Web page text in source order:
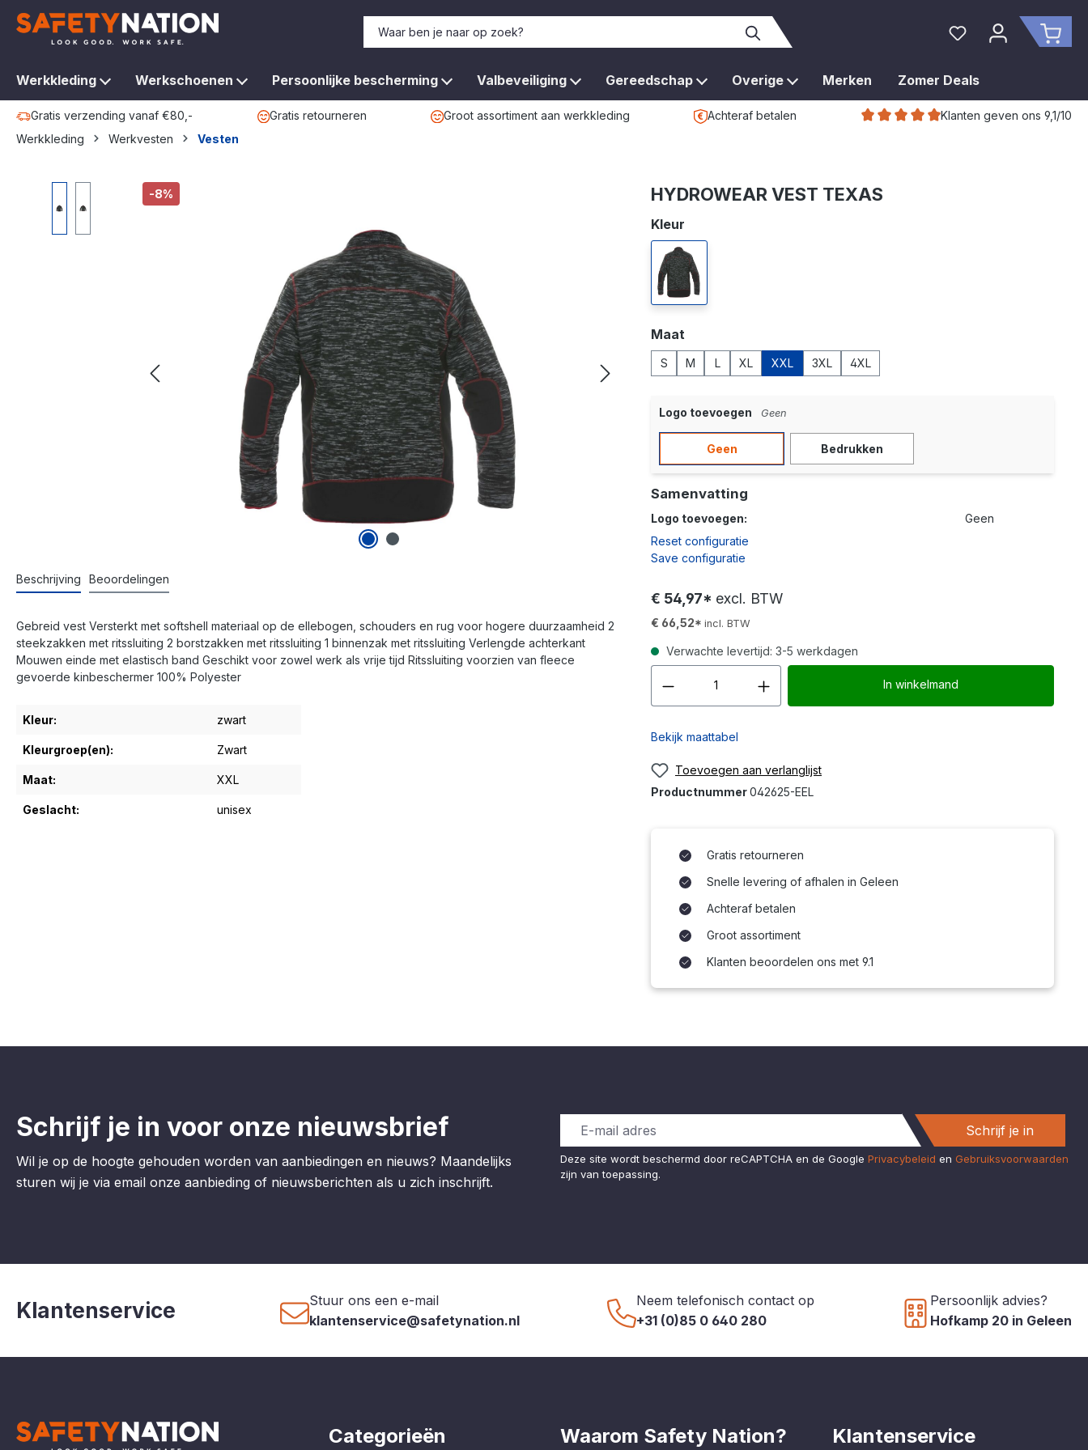
Ga naar de hoofdnavigatie
Je hebt 0 items op
Werkkleding Werkschoenen Persoonlijke bescherming Valbeveiliging Gereedschap Overige Merken Zomer Deals
Gratis verzending vanaf €80,- Gratis retourneren Groot assortiment aan werkkleding Achteraf betalen
Klanten geven ons 9,1/10
Werkkleding
Werkvesten Vesten
Afbeeldingengalerij overslaan
-8%
Beschrijving Beoordelingen
Gebreid vest Versterkt met softshell materiaal op de ellebogen, schouders en rug voor hogere duurzaamheid 2
steekzakken met ritssluiting 2 borstzakken met ritssluiting 1 binnenzak met ritssluiting Verlengde achterkant
Mouwen einde met elastisch band Geschikt voor zowel werk als vrije tijd Ritssluiting voorzien van fleece
gevoerde kinbeschermer 100% Polyester
Kleur: zwart
Kleurgroep(en): Zwart
Maat: XXL
Geslacht: unisex
HYDROWEAR VEST TEXAS
Selecteer
Kleur
zwart
Selecteer
Maat
S M L XL XXL 3XL 4XL
Logo toevoegen Geen
Geen Bedrukken
Samenvatting
Logo toevoegen:
Geen
Reset configuratie
Save configuratie
€ 54,97* excl. BTW
€ 66,52* incl. BTW
Verwachte levertijd: 3-5 werkdagen
Producthoeveelheid: Voer de
In winkelmand
Bekijk maattabel
Toevoegen aan verlanglijst
Productnummer042625-EEL
Gratis retourneren
Snelle levering of afhalen in Geleen
Achteraf betalen
Groot assortiment
Klanten beoordelen ons met 9.1
Schrijf je in voor onze nieuwsbrief
Wil je op de hoogte gehouden worden van aanbiedingen en nieuws? Maandelijks
sturen wij je via email onze aanbieding of nieuwsberichten als u zich inschrijft.
Schrijf je in
Deze site wordt beschermd door reCAPTCHA en de Google Privacybeleid en Gebruiksvoorwaarden
zijn van toepassing.
Klantenservice
Stuur ons een e-mail
klantenservice@safetynation.nl
Neem telefonisch contact op
+31 (0)85 0 640 280
Persoonlijk advies?
Hofkamp 20 in Geleen
Klantenservice
Waarom Safety Nation?
Categorieën